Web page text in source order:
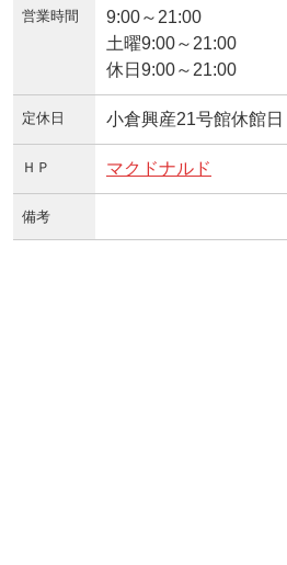
営業時間
9:00～21:00
土曜9:00～21:00
休日9:00～21:00
定休日 小倉興産21号館休館日
ＨＰ マクドナルド
備考